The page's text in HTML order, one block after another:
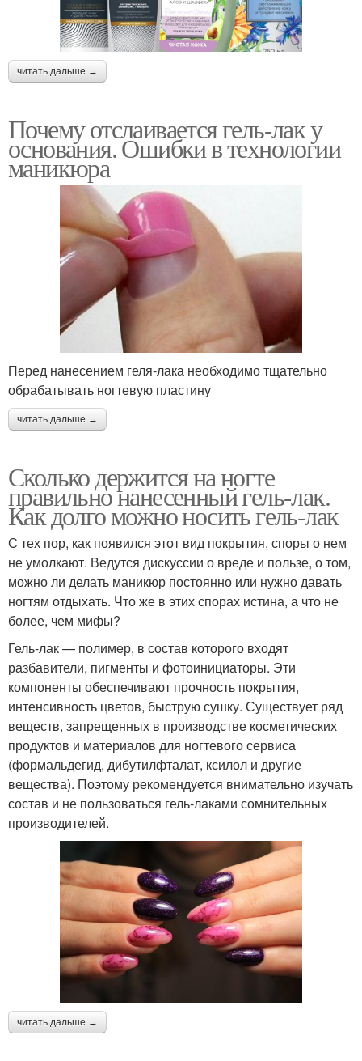
читать дальше →
Почему отслаивается гель-лак у
основания. Ошибки в технологии
маникюра
Перед нанесением геля-лака необходимо тщательно
обрабатывать ногтевую пластину
читать дальше →
Сколько держится на ногте
правильно нанесенный гель-лак.
Как долго можно носить гель-лак
С тех пор, как появился этот вид покрытия, споры о нем
не умолкают. Ведутся дискуссии о вреде и пользе, о том,
можно ли делать маникюр постоянно или нужно давать
ногтям отдыхать. Что же в этих спорах истина, а что не
более, чем мифы?
Гель-лак — полимер, в состав которого входят
разбавители, пигменты и фотоинициаторы. Эти
компоненты обеспечивают прочность покрытия,
интенсивность цветов, быструю сушку. Существует ряд
веществ, запрещенных в производстве косметических
продуктов и материалов для ногтевого сервиса
(формальдегид, дибутилфталат, ксилол и другие
вещества). Поэтому рекомендуется внимательно изучать
состав и не пользоваться гель-лаками сомнительных
производителей.
читать дальше →